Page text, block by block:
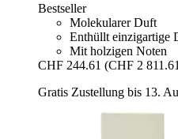
Bestseller
Molekularer Duft
Enthüllt einzigartige
Mit holzigen Noten
CHF 244.61 (CHF 2
Gratis Zustellung bis 13.